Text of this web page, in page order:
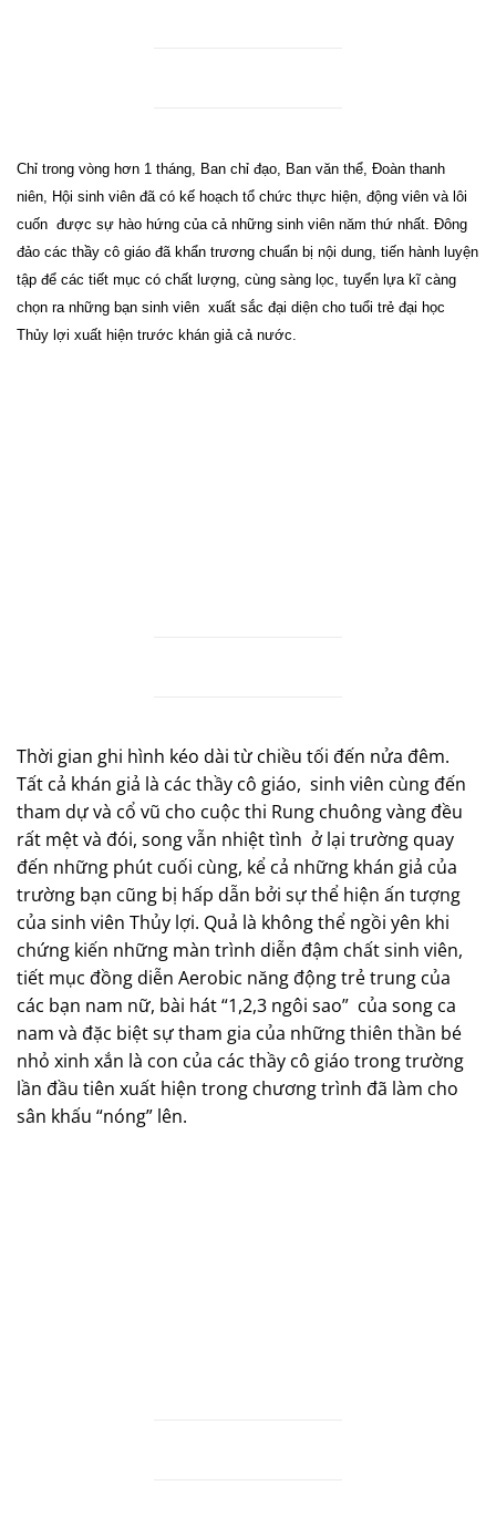
Chỉ trong vòng hơn 1 tháng, Ban chỉ đạo, Ban văn thể, Đoàn thanh
niên, Hội sinh viên đã có kế hoạch tổ chức thực hiện, động viên và lôi
cuốn được sự hào hứng của cả những sinh viên năm thứ nhất. Đông
đảo các thầy cô giáo đã khẩn trương chuẩn bị nội dung, tiến hành luyện
tập để các tiết mục có chất lượng, cùng sàng lọc, tuyển lựa kĩ càng
chọn ra những bạn sinh viên xuất sắc đại diện cho tuổi trẻ đại học
Thủy lợi xuất hiện trước khán giả cả nước.
Thời gian ghi hình kéo dài từ chiều tối đến nửa đêm.
Tất cả khán giả là các thầy cô giáo, sinh viên cùng đến
tham dự và cổ vũ cho cuộc thi Rung chuông vàng đều
rất mệt và đói, song vẫn nhiệt tình ở lại trường quay
đến những phút cuối cùng, kể cả những khán giả của
trường bạn cũng bị hấp dẫn bởi sự thể hiện ấn tượng
của sinh viên Thủy lợi. Quả là không thể ngồi yên khi
chứng kiến những màn trình diễn đậm chất sinh viên,
tiết mục đồng diễn Aerobic năng động trẻ trung của
các bạn nam nữ, bài hát “1,2,3 ngôi sao” của song ca
nam và đặc biệt sự tham gia của nhữngthiên thần bé
nhỏ xinh xắn là con của các thầy cô giáo trong trường
lần đầu tiên xuất hiện trong chương trình đã làm cho
sân khấu “nóng” lên.